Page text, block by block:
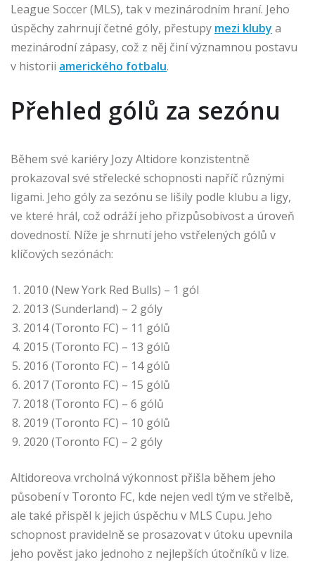
League Soccer (MLS), tak v mezinárodním hraní. Jeho
úspěchy zahrnují četné góly, přestupy mezi kluby a
mezinárodní zápasy, což z něj činí významnou postavu
v historii amerického fotbalu.
Přehled gólů za sezónu
Během své kariéry Jozy Altidore konzistentně
prokazoval své střelecké schopnosti napříč různými
ligami. Jeho góly za sezónu se lišily podle klubu a ligy,
ve které hrál, což odráží jeho přizpůsobivost a úroveň
dovedností. Níže je shrnutí jeho vstřelených gólů v
klíčových sezónách:
2010 (New York Red Bulls) – 1 gól
2013 (Sunderland) – 2 góly
2014 (Toronto FC) – 11 gólů
2015 (Toronto FC) – 13 gólů
2016 (Toronto FC) – 14 gólů
2017 (Toronto FC) – 15 gólů
2018 (Toronto FC) – 6 gólů
2019 (Toronto FC) – 10 gólů
2020 (Toronto FC) – 2 góly
Altidoreova vrcholná výkonnost přišla během jeho
působení v Toronto FC, kde nejen vedl tým ve střelbě,
ale také přispěl k jejich úspěchu v MLS Cupu. Jeho
schopnost pravidelně se prosazovat v útoku upevnila
jeho pověst jako jednoho z nejlepších útočníků v lize.